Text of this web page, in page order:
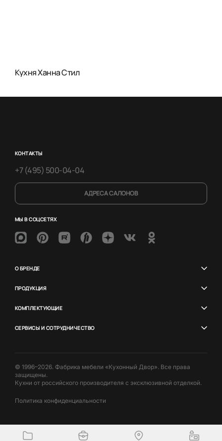
Кухня Ханна Стил
КОНТАКТЫ
+7 (495) 500-04-04
АДРЕСА САЛОНОВ
МЫ В СОЦСЕТЯХ
О БРЕНДЕ
ПРОДУКЦИЯ
КОМПЛЕКТУЮЩИЕ
СЕРВИСЫ И СОТРУДНИЧЕСТВО
© 1996–2026. Фабрика мебели «Кухонный Двор». Все права
защищены.
Кухни от российского производителя с эксклюзивной отделкой.
Политика конфиденциальности